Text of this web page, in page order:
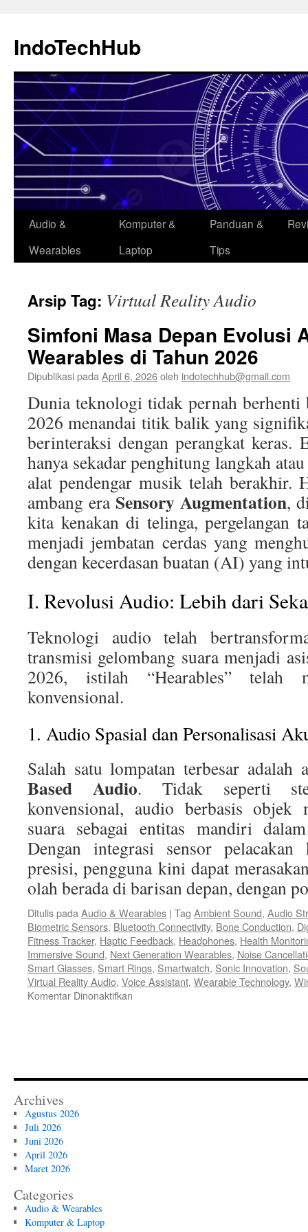
isi
IndoTechHub
Audio &
Wearables
Komputer &
Laptop
Panduan &
Tips
Arsip Tag: Virtual Reality Audio
Simfoni Masa Depan Evolusi
Wearables di Tahun 2026
Dipublikasi pada April 6, 2026oleh indotechhub@gmail.com
Dunia teknologi tidak pernah berhenti
2026 menandai titik balik yang
berinteraksi dengan perangkat
hanya sekadar penghitung langkah
alat pendengar musik telah
ambang era Sensory Augmentation,
kita kenakan di telinga, pergelangan
menjadi jembatan cerdas yang
dengan kecerdasan buatan (AI) yang
I. Revolusi Audio: Lebih dari
Teknologi audio telah
transmisi gelombang suara menjadi
2026, istilah “Hearables” telah
konvensional.
1. Audio Spasial dan Personalisasi
Salah satu lompatan terbesar adalah
Based Audio. Tidak seperti
konvensional, audio berbasis objek
suara sebagai entitas mandiri
Dengan integrasi sensor pelacakan
presisi, pengguna kini dapat
olah berada di barisan depan, dengan
Ditulis pada Audio & Wearables | Tag Ambient Sound, Audio
Biometric Sensors, Bluetooth Connectivity, Bone Conduction,
Fitness Tracker, Haptic Feedback, Headphones, Health
Immersive Sound, Next Generation Wearables, Noise
Smart Glasses, Smart Rings, Smartwatch, Sonic Innovation,
Virtual Reality Audio, Voice Assistant, Wearable Technology,
Komentar Dinonaktifkan
dan
Archives
Agustus 2026
Juli 2026
Juni 2026
April 2026
Maret 2026
Categories
Audio & Wearables
Komputer & Laptop